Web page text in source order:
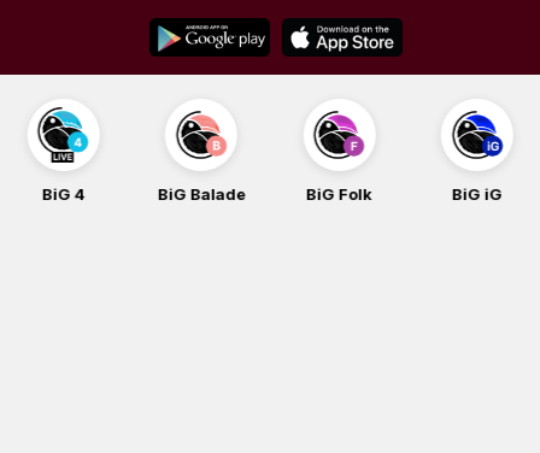
content
BiG 4 BiG Balade BiG Folk BiG iG